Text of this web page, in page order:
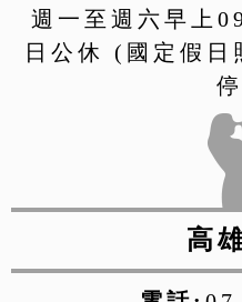
週一至週六早上
日公休 (國定假日
高